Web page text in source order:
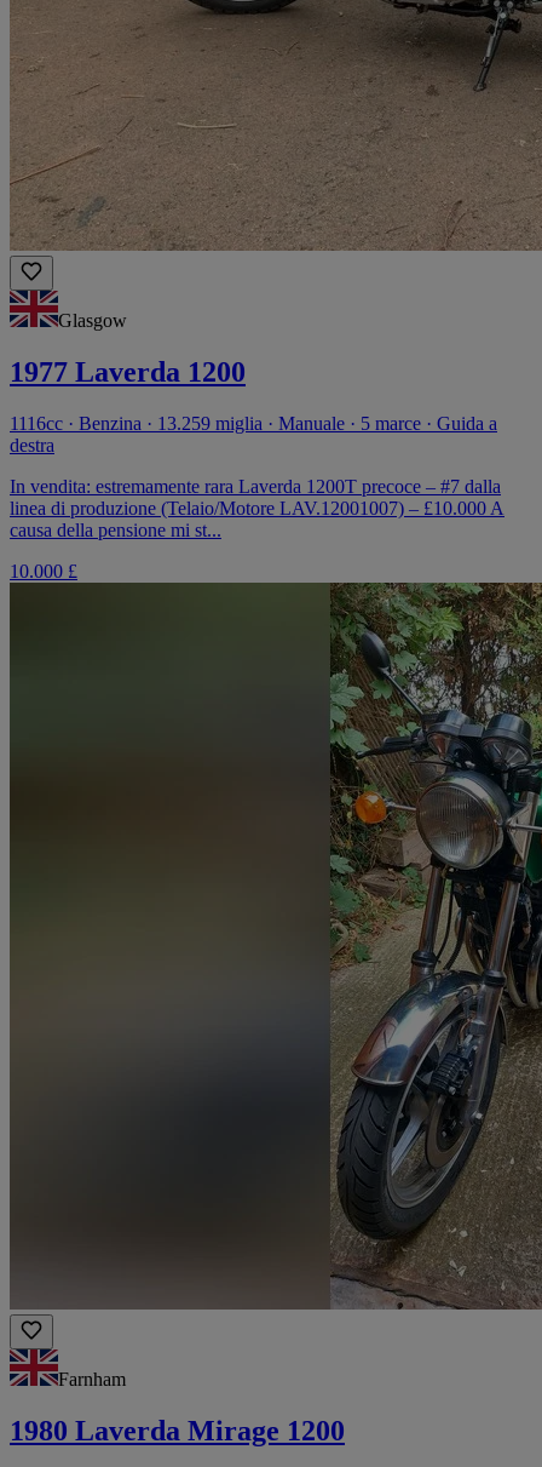
Glasgow
1977 Laverda 1200
1116cc · Benzina · 13.259 miglia · Manuale · 5 marce · Guida a
destra
In vendita: estremamente rara Laverda 1200T precoce – #7 dalla
linea di produzione (Telaio/Motore LAV.12001007) – £10.000 A
causa della pensione mi st...
10.000 £
Farnham
1980 Laverda Mirage 1200